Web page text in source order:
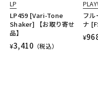
LP
LP459 [Vari-Tone
Shaker] 【お取り寄せ
品】
¥3,410 （税込）
フル
ナ
¥